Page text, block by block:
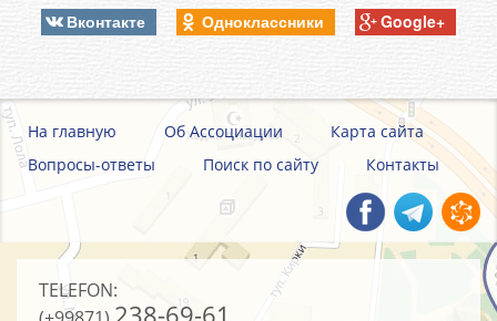
Вконтакте
Одноклассники Google+
На главную Об Ассоциации
Карта сайта
Вопросы-ответы
Поиск по сайту Контакты
TELEFON: